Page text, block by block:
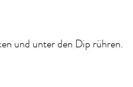
und unter den Dip rühren.